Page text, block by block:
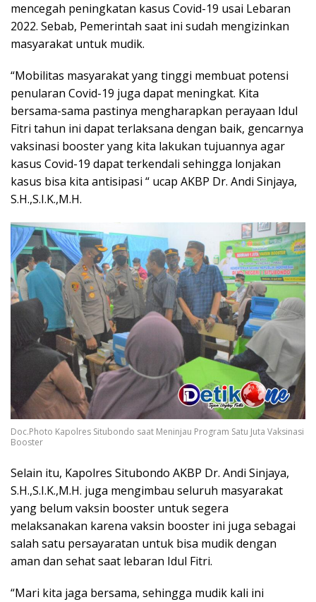
mencegah peningkatan kasus Covid-19 usai Lebaran
2022. Sebab, Pemerintah saat ini sudah mengizinkan
masyarakat untuk mudik.
“Mobilitas masyarakat yang tinggi membuat potensi
penularan Covid-19 juga dapat meningkat. Kita
bersama-sama pastinya mengharapkan perayaan Idul
Fitri tahun ini dapat terlaksana dengan baik, gencarnya
vaksinasi booster yang kita lakukan tujuannya agar
kasus Covid-19 dapat terkendali sehingga lonjakan
kasus bisa kita antisipasi “ ucap AKBP Dr. Andi Sinjaya,
S.H.,S.I.K.,M.H.
Doc.Photo Kapolres Situbondo saat Meninjau Program Satu Juta Vaksinasi
Booster
Selain itu, Kapolres Situbondo AKBP Dr. Andi Sinjaya,
S.H.,S.I.K.,M.H. juga mengimbau seluruh masyarakat
yang belum vaksin booster untuk segera
melaksanakan karena vaksin booster ini juga sebagai
salah satu persayaratan untuk bisa mudik dengan
aman dan sehat saat lebaran Idul Fitri.
“Mari kita jaga bersama, sehingga mudik kali ini